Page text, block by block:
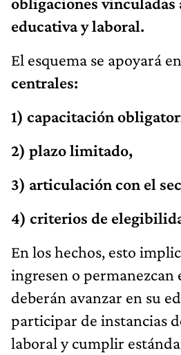
educativa y laboral.
El esquema se apoyará en
centrales:
1) capacitación
2) plazo limitado,
3) articulación con el
4) criterios de
En los hechos, esto
ingresen o permanezcan
deberán avanzar en su
participar de instancias
laboral y cumplir